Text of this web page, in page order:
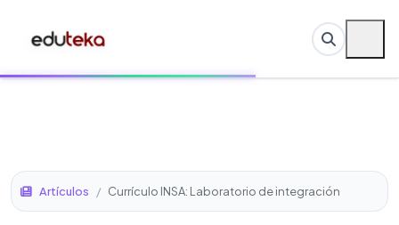
Artículos / Currículo INSA: Laboratorio de integración